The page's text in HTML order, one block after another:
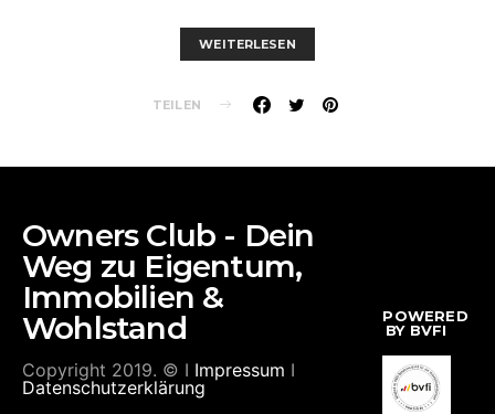
WEITERLESEN
TEILEN
Owners Club - Dein
Weg zu Eigentum,
Immobilien &
Wohlstand
Copyright 2019. © I Impressum I
Datenschutzerklärung
POWERED
BY BVFI